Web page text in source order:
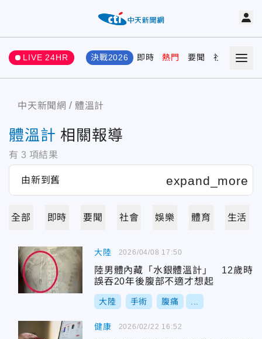
LIVE 24HR 決戰2026 即時 熱門 要聞 社會 娛樂
中天新聞網 體溫計
體溫計 相關報導
有 3 項結果
全部 即時 要聞 社會 娛樂 體育 生活
大陸
陸男體內藏「水銀體溫計」 12歲時
誤吞20年後腹部不適才想起
大陸 手術 腹痛
2026/04/08 17:50
健康 2026/02/22 16:52